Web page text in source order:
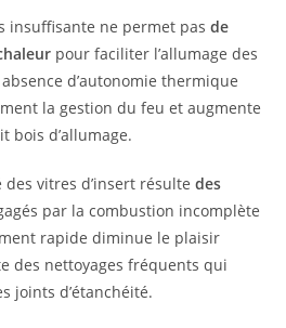
insuffisante ne permet pasde
pour faciliter l’allumage des
d’autonomie thermique
la gestion du feu et augmente
bois d’allumage.
des vitres d’insert résultedes
par la combustion incomplète
rapide diminue le plaisir
des nettoyages fréquents qui
joints d’étanchéité.